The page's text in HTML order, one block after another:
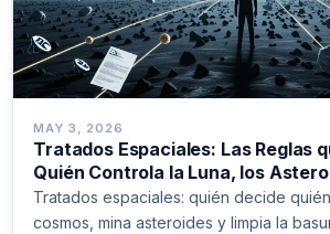
MAY 3, 2026
Tratados Espaciales: Las Reglas
Quién Controla la Luna, los
Tratados espaciales: quién decide
cosmos, mina asteroides y limpia la